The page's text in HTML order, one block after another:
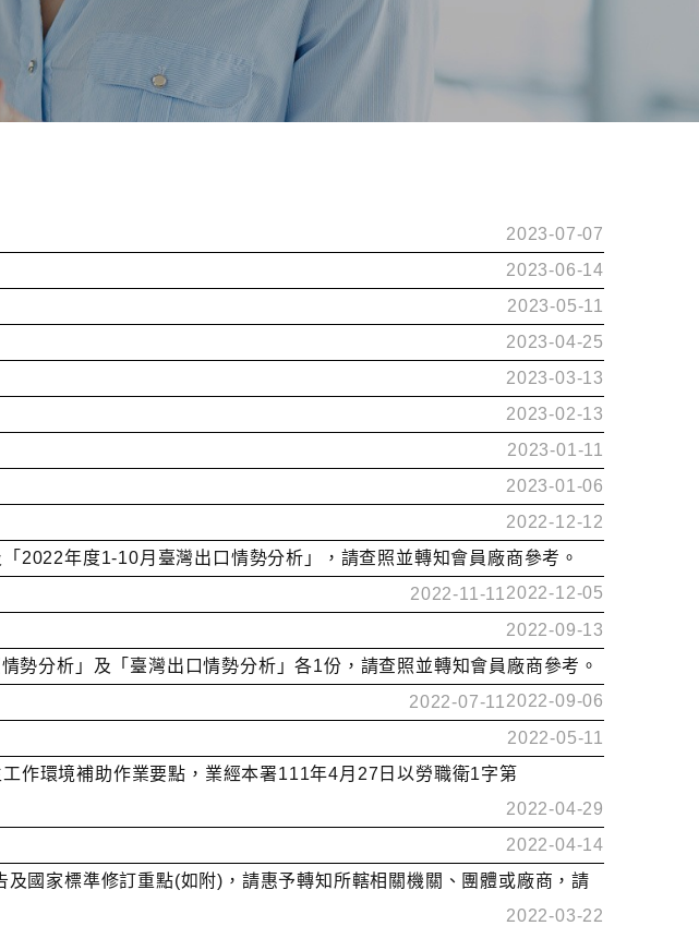
2023-07-07
2023-06-14
2023-05-11
2023-04-25
2023-03-13
2023-02-13
2023-01-11
2023-01-06
2022-12-12
2022年度1-10月臺灣出口情勢分析」，請查照並轉知會員廠商參考。
2022-12-05
2022-11-11
2022-09-13
分析」及「臺灣出口情勢分析」各1份，請查照並轉知會員廠商參考。
2022-09-06
2022-07-11
2022-05-11
作環境補助作業要點，業經本署111年4月27日以勞職衛1字第
2022-04-29
2022-04-14
國家標準修訂重點(如附)，請惠予轉知所轄相關機關、團體或廠商，請
2022-03-22